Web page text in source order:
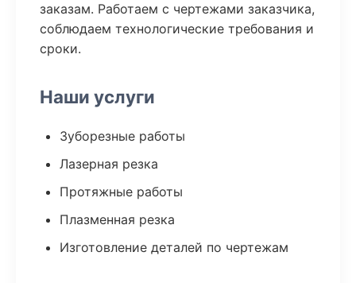
заказам. Работаем с чертежами заказчика,
соблюдаем технологические требования и
сроки.
Наши услуги
Зуборезные работы
Лазерная резка
Протяжные работы
Плазменная резка
Изготовление деталей по чертежам